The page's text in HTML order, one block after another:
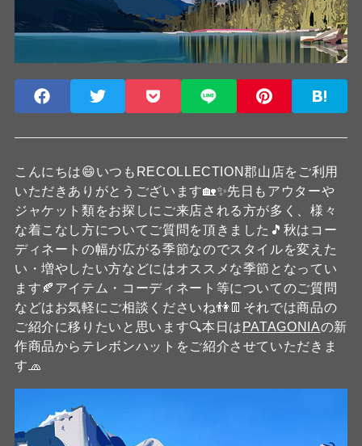
こんにちは😄いつもRECOLLECTION郡山店をご利用
いただきありがとうございます🏡✨️先日もアウターや
ジャケット類をお探しにご来店される方が多く、様々
な着こなし方についてご質問を頂きました🎵秋はコー
ディネートの幅が広がる季節なのでスタイルを変えた
い・増やしたい方などにはオススメな季節となってい
ます🍂アイテム・コーディネート等についてのご質問
などはお気軽にご相談くださいね👫👖それでは商品の
ご紹介に移りたいと思います🔍️本日は PATAGONIAの新
作商品からテレボンハットをご紹介させていただきま
す🧢